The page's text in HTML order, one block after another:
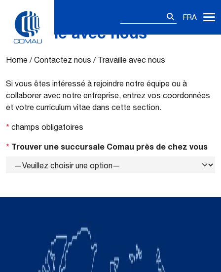
FRA
Travaille avec nous
Home /Contactez nous / Travaille avec nous
Si vous êtes intéressé à rejoindre notre équipe ou à
collaborer avec notre entreprise, entrez vos coordonnées
et votre curriculum vitae dans cette section.
* champs obligatoires
* Trouver une succursale Comau près de chez vous